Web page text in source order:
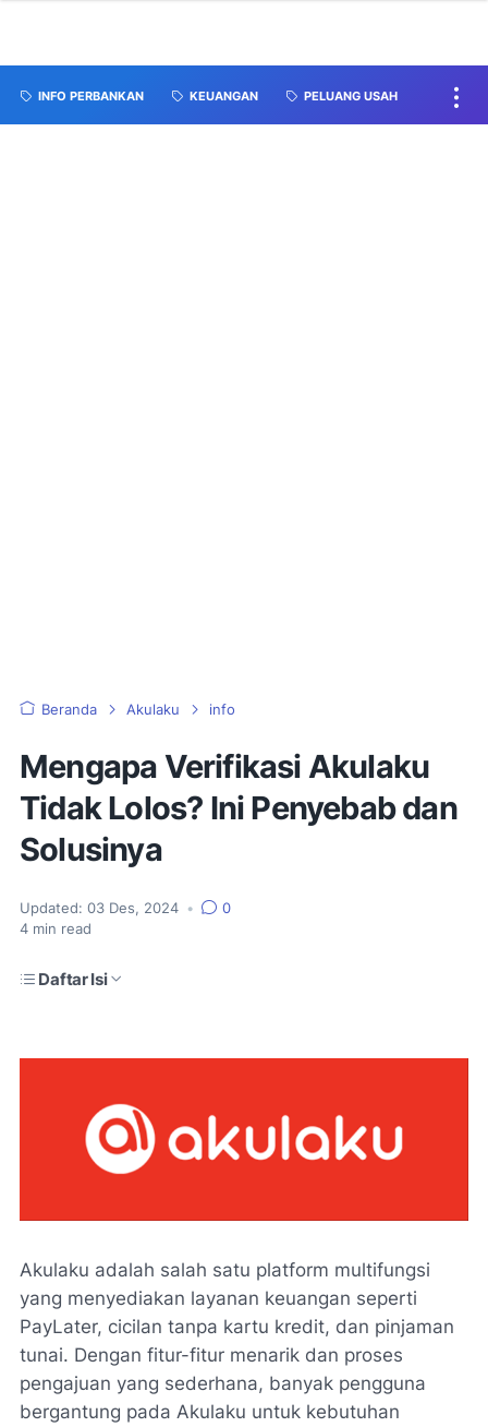
INFO PERBANKAN KEUANGAN PELUANG USAH
Beranda Akulaku info
Mengapa Verifikasi Akulaku
Tidak Lolos? Ini Penyebab dan
Solusinya
Updated: 03 Des, 2024 •
0
4 min read
Daftar Isi
Akulaku adalah salah satu platform multifungsi
yang menyediakan layanan keuangan seperti
PayLater, cicilan tanpa kartu kredit, dan pinjaman
tunai. Dengan fitur-fitur menarik dan proses
pengajuan yang sederhana, banyak pengguna
bergantung pada Akulaku untuk kebutuhan